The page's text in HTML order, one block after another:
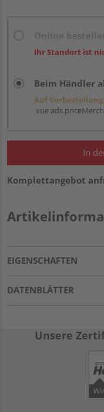
Ihr Standort ist
Beim Händler
Auf Vorbestellung:
In
Komplettangebot
EIGENSCHAFTEN
DATENBLÄTTER
Unsere